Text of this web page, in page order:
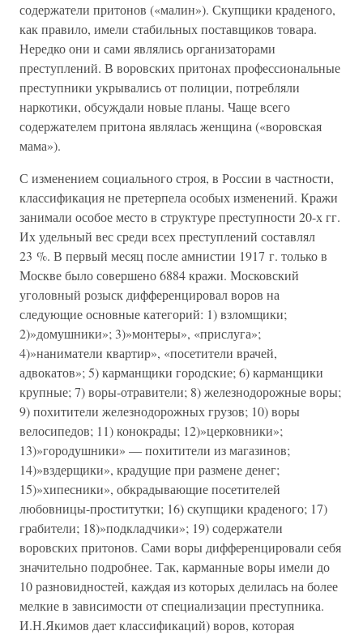
содержатели притонов («малин»). Скупщики краденого,
как правило, имели стабильных поставщиков товара.
Нередко они и сами являлись организаторами
преступлений. В воровских притонах профессиональные
преступники укрывались от полиции, потребляли
наркотики, обсуждали новые планы. Чаще всего
содержателем притона являлась женщина («воровская
мама»).
С изменением социального строя, в России в частности,
классификация не претерпела особых изменений. Кражи
занимали особое место в структуре преступности 20-х гг.
Их удельный вес среди всех преступлений составлял
23 %. В первый месяц после амнистии 1917 г. только в
Москве было совершено 6884 кражи. Московский
уголовный розыск дифференцировал воров на
следующие основные категорий: 1) взломщики;
2)»домушники»; 3)»монтеры», «прислуга»;
4)»наниматели квартир», «посетители врачей,
адвокатов»; 5) карманщики городские; 6) карманщики
крупные; 7) воры-отравители; 8) железнодорожные воры;
9) похитители железнодорожных грузов; 10) воры
велосипедов; 11) конокрады; 12)»церковники»;
13)»городушники» — похитители из магазинов;
14)»вздерщики», крадущие при размене денег;
15)»хипесники», обкрадывающие посетителей
любовницы-проститутки; 16) скупщики краденого; 17)
грабители; 18)»подкладчики»; 19) содержатели
воровских притонов. Сами воры дифференцировали себя
значительно подробнее. Так, карманные воры имели до
10 разновидностей, каждая из которых делилась на более
мелкие в зависимости от специализации преступника.
И.Н.Якимов дает классификаций) воров, которая